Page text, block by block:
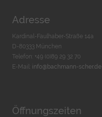
Adresse
Kardinal-Faulhaber-Straße 14a
D-80333 München
Telefon: +49 (0)89 29 32 70
E-Mail: info@bachmann-scher.de
Öffnungszeiten